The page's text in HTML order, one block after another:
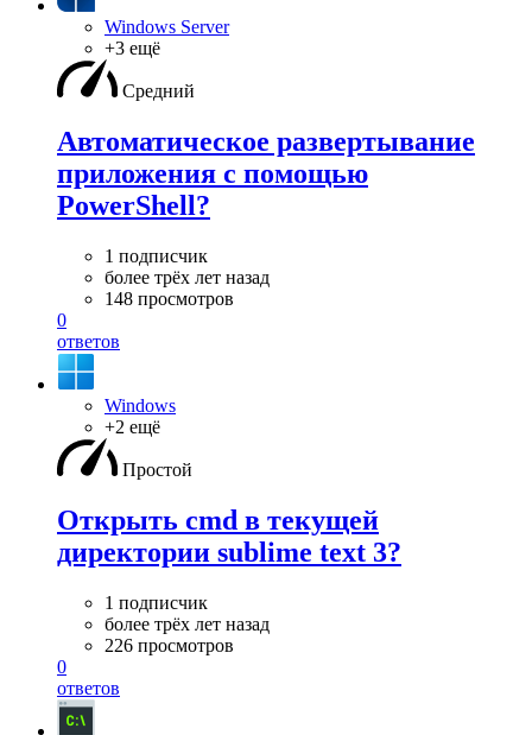
Windows Server
+3 ещё
Средний
Автоматическое развертывание
приложения с помощью
PowerShell?
1 подписчик
более трёх лет назад
148 просмотров
0
ответов
Windows
+2 ещё
Простой
Открыть cmd в текущей
директории sublime text 3?
1 подписчик
более трёх лет назад
226 просмотров
0
ответов